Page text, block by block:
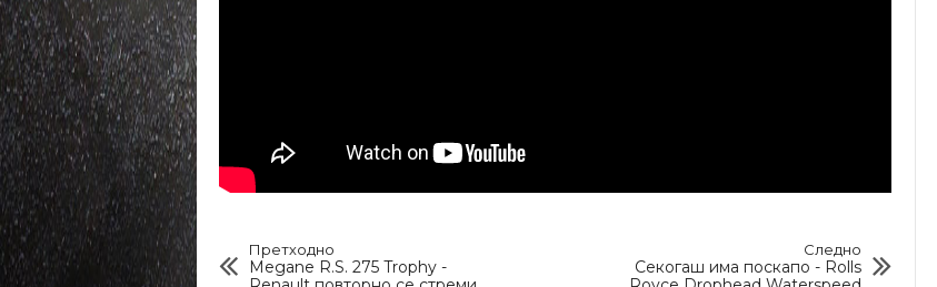
Претходно
Megane R.S. 275 Trophy -
Следно
Секогаш има поскапо - Rolls